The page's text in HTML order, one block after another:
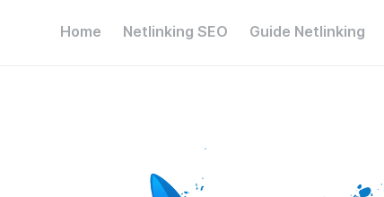
Home Netlinking SEO Guide Netlinking